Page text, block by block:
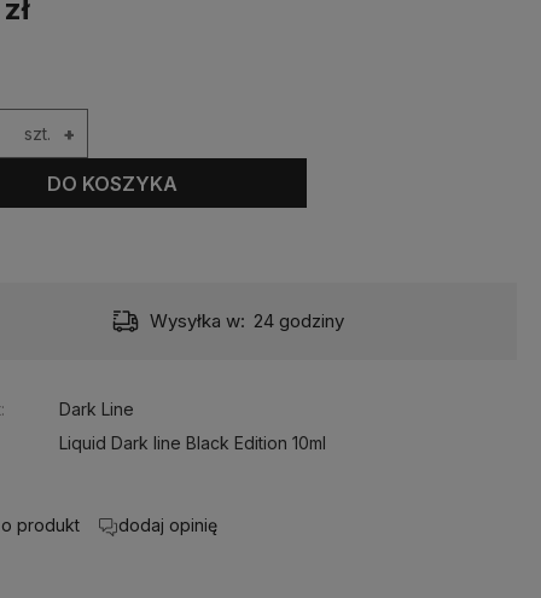
szt. +
DO KOSZYKA
Wysyłka w: 24 godziny
Dark Line
Liquid Dark line Black Edition 10ml
produkt dodaj opinię